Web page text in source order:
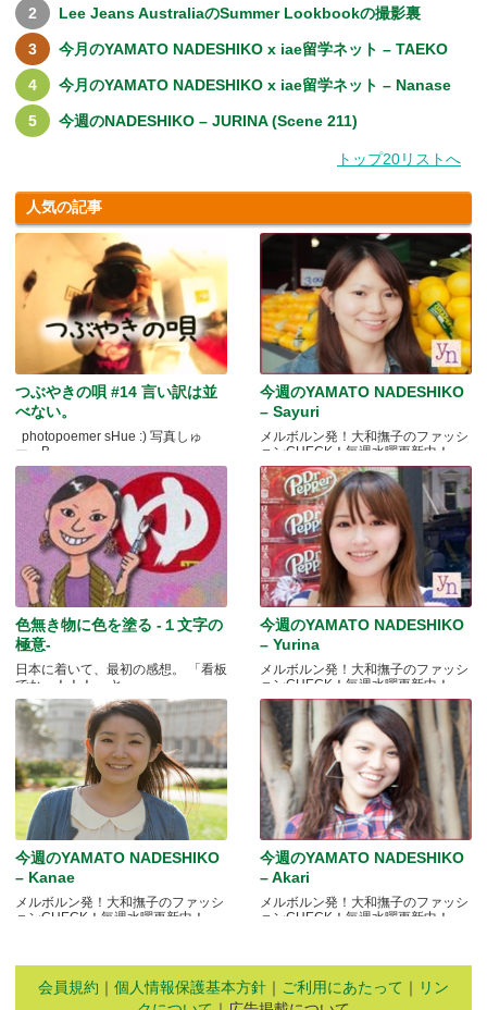
Lee Jeans AustraliaのSummer Lookbookの撮影裏
今月のYAMATO NADESHIKO x iae留学ネット – TAEKO
今月のYAMATO NADESHIKO x iae留学ネット – Nanase
今週のNADESHIKO – JURINA (Scene 211)
トップ20リストへ
人気の記事
つぶやきの唄 #14 言い訳は並
べない。
photopoemer sHue :) 写真しゅ
ー。B.....
今週のYAMATO NADESHIKO
– Sayuri
メルボルン発！大和撫子のファッシ
ョンCHECK！毎週水曜更新中！
色無き物に色を塗る -１文字の
極意-
日本に着いて、最初の感想。 「看板
でかっ！！！」 と.....
今週のYAMATO NADESHIKO
– Yurina
メルボルン発！大和撫子のファッシ
ョンCHECK！毎週水曜更新中！
今週のYAMATO NADESHIKO
– Kanae
メルボルン発！大和撫子のファッシ
ョンCHECK！毎週水曜更新中！
今週のYAMATO NADESHIKO
– Akari
メルボルン発！大和撫子のファッシ
ョンCHECK！毎週水曜更新中！
会員規約 ｜ 個人情報保護基本方針 ｜ ご利用にあたって ｜ リン